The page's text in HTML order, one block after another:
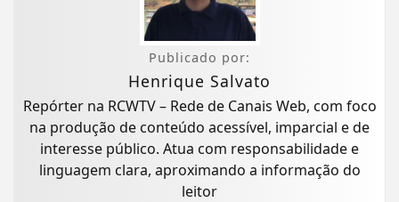
Publicado por:
Henrique Salvato
Repórter na RCWTV – Rede de Canais Web, com foco
na produção de conteúdo acessível, imparcial e de
interesse público. Atua com responsabilidade e
linguagem clara, aproximando a informação do
leitor